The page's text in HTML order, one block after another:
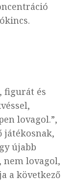
figurát és
lovagol.”,
játékosnak,
újabb
nem lovagol,
a következő